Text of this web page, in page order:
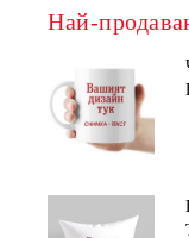
Най-